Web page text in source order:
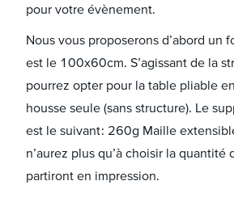
pour votre évènement.
Nous vous proposerons d’abord un
est le 100x60cm. S’agissant de la
pourrez opter pour la table pliable
housse seule (sans structure). Le
est le suivant : 260g Maille
n’aurez plus qu’à choisir la quantité
partiront en impression.